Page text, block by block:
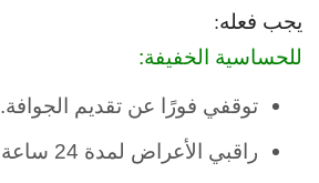
يجب فعله:
للحساسية الخفيفة:
توقفي فورًا عن تقديم الجوافة.
راقبي الأعراض لمدة 24 ساعة.